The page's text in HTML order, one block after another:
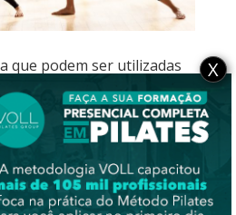
que podem ser utilizadas
|mar 16, 2017|
me interessado pelas posições
aprendido mais sobre
aos benefícios para
X